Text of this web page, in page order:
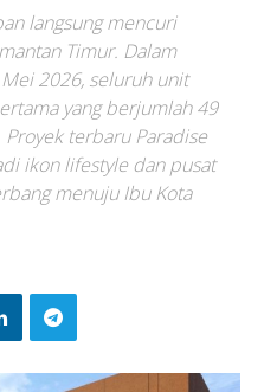
langsung mencuri
Timur. Dalam
2026, seluruh unit
yang berjumlah 49
terbaru Paradise
ikon lifestyle dan pusat
menuju Ibu Kota